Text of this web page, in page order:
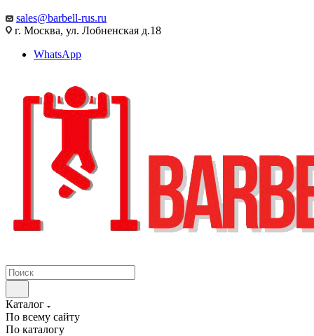
sales@barbell-rus.ru
г. Москва, ул. Лобненская д.18
WhatsApp
Каталог
По всему сайту
По каталогу